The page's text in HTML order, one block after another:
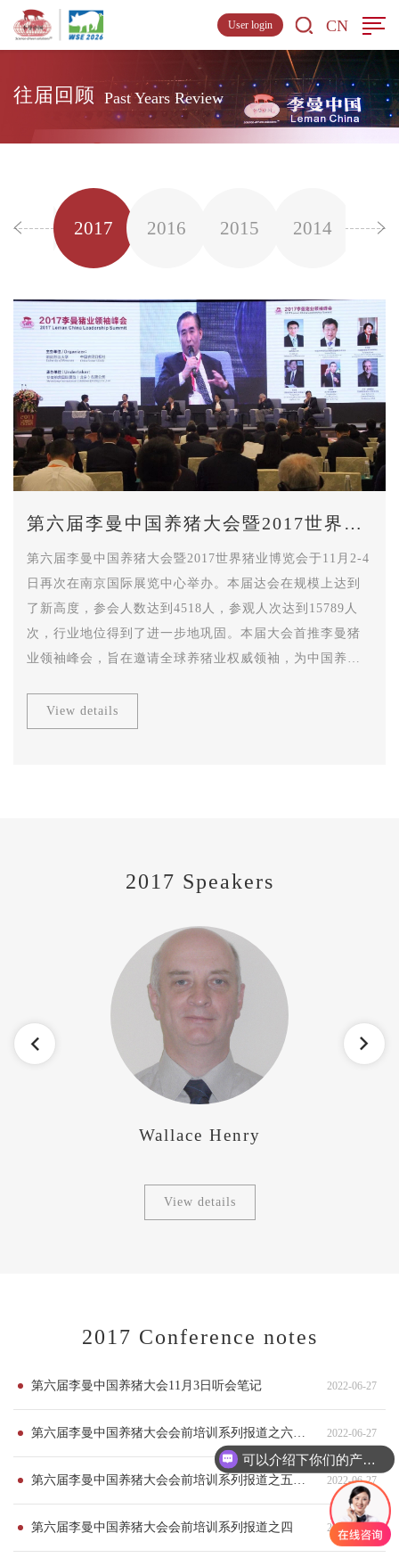
CN
User login
往届回顾 Past Years Review
2018 2017 2016 2015 2014
第六届李曼中国养猪大会暨2017世界猪
业博览会
第六届李曼中国养猪大会暨2017世界猪业博览会于11月2-4
日再次在南京国际展览中心举办。本届达会在规模上达到
了新高度，参会人数达到4518人，参观人次达到15789人
次，行业地位得到了进一步地巩固。本届大会首推李曼猪
业领袖峰会，旨在邀请全球养猪业权威领袖，为中国养猪
View details
2017 Speakers
Andrea R. Hanson
View details
2017 Conference notes
第六届李曼中国养猪大会11月3日听会笔记 2022-06-27
第六届李曼中国养猪大会会前培训系列报道之六中国规模化猪场场长... 2022-06-27
第六届李曼中国养猪大会会前培训系列报道之五李曼猪业领袖峰会... 2022-06-27
第六届李曼中国养猪大会会前培训系列报道之四 2022-06-27
可以介绍下你们的产品么